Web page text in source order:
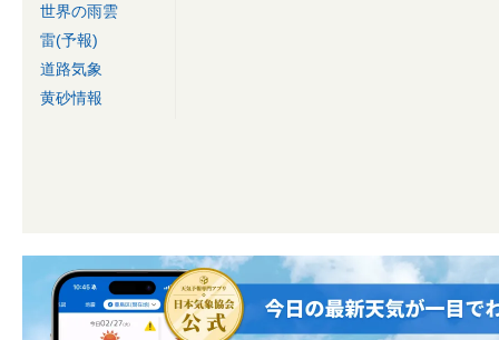
世界の雨雲
雷(予報)
道路気象
黄砂情報